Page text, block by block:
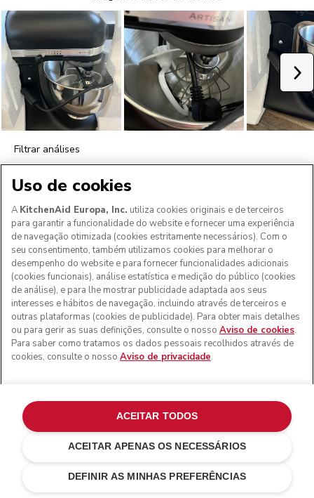
Porcelain white
€ 466,65
€ 549,00
Poupar nos
Uso de cookies
A KitchenAid Europa, Inc. utiliza cookies originais e de terceiros
para garantir a funcionalidade do website e fornecer uma experiência
de navegação otimizada (cookies estritamente necessários). Com o
seu consentimento, também utilizamos cookies para melhorar o
desempenho do website e para fornecer funcionalidades adicionais
(cookies funcionais), análise estatística e medição do público (cookies
de análise), e para lhe mostrar publicidade adaptada aos seus
interesses e hábitos de navegação, incluindo através de terceiros e
outras plataformas (cookies de publicidade). Para obter mais detalhes
ou para gerir as suas definições, consulte o nosso Aviso de cookies.
Para saber como tratamos os dados pessoais recolhidos através de
cookies, consulte o nosso Aviso de privacidade.
DEFINIR AS MINHAS PREFERÊNCIAS
ACEITAR APENAS OS NECESSÁRIOS
ACEITAR TODOS